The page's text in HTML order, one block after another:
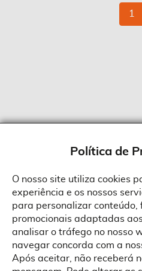
1
Política de
O nosso site utiliza cookies
experiência e os nossos
para personalizar conteúdo,
promocionais adaptadas
analisar o tráfego no nosso
navegar concorda com a
Após aceitar, não receberá
Sobre a Suprides
Quem Somos
Informações
Termos e Condições
Condições Gerais de Venda
Contactos
Política de Cookies
Ao aceitar a política de cookies da
que a utilização de cookies possibilita
apresentação de serviços e ofertas
alterar as suas definições de cookies a